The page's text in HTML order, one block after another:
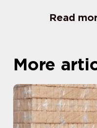
Read
More